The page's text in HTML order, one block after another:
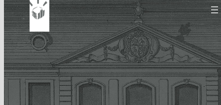
Zum
Inhalt
springen